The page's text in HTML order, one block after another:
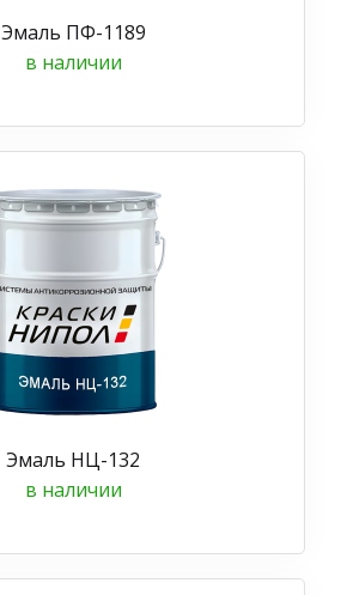
Эмаль ПФ-1189
в наличии
Эмаль НЦ-132
в наличии